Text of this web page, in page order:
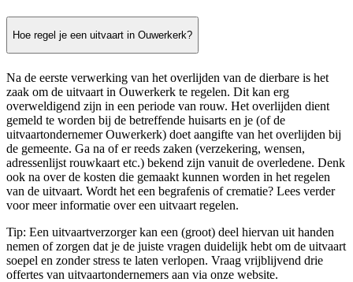
Hoe regel je een uitvaart in Ouwerkerk?
Na de eerste verwerking van het overlijden van de dierbare is het
zaak om de uitvaart in Ouwerkerk te regelen. Dit kan erg
overweldigend zijn in een periode van rouw. Het overlijden dient
gemeld te worden bij de betreffende huisarts en je (of de
uitvaartondernemer Ouwerkerk) doet aangifte van het overlijden bij
de gemeente. Ga na of er reeds zaken (verzekering, wensen,
adressenlijst rouwkaart etc.) bekend zijn vanuit de overledene. Denk
ook na over de kosten die gemaakt kunnen worden in het regelen
van de uitvaart. Wordt het een begrafenis of crematie? Lees verder
voor meer informatie over een uitvaart regelen.
Tip: Een uitvaartverzorger kan een (groot) deel hiervan uit handen
nemen of zorgen dat je de juiste vragen duidelijk hebt om de uitvaart
soepel en zonder stress te laten verlopen. Vraag vrijblijvend drie
offertes van uitvaartondernemers aan via onze website.